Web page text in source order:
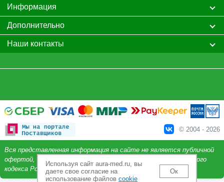
Информация
Дополнительно
Наши контакты
© 2004 - 2026
Вся представленная информация на сайте не является публичной
офертой, определяемой положениями Статьи 437 Гражданского
кодекса Российской Федерации.
Используя сайт aura-med.ru, вы
даете свое согласие на
использование файлов cookie
Ок